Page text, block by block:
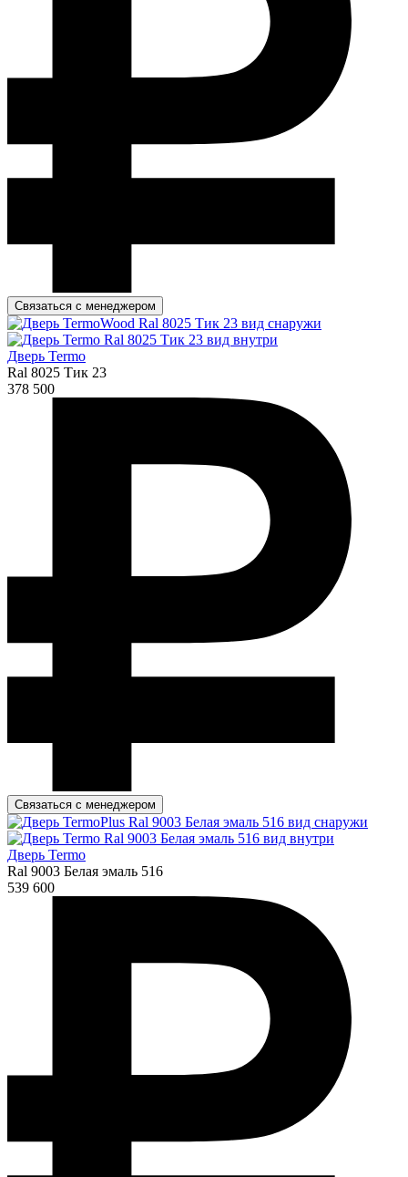
Связаться с менеджером
Дверь Termo
Ral 8025 Тик 23
378 500
Связаться с менеджером
Дверь Termo
Ral 9003 Белая эмаль 516
539 600